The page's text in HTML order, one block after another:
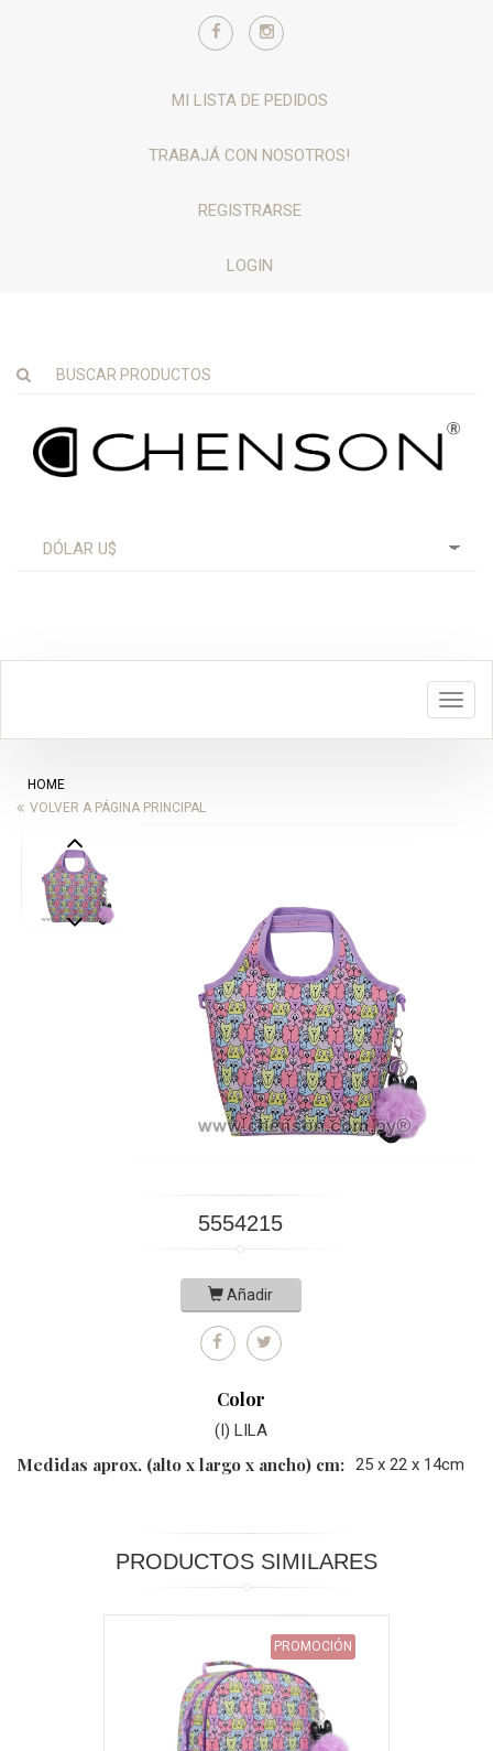
MI LISTA DE PEDIDOS
TRABAJÁ CON NOSOTROS!
REGISTRARSE
LOGIN
HOME
VOLVER A PÁGINA PRINCIPAL
5554215
Añadir
Color
(I) LILA
Medidas aprox. (alto x largo x ancho) cm: 25 x 22 x 14cm
PRODUCTOS SIMILARES
PROMOCIÓN